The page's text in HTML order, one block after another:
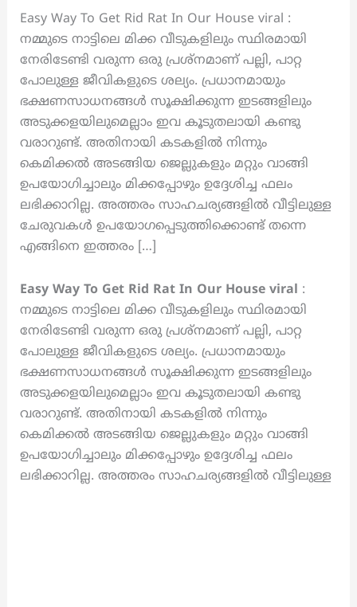
Easy Way To Get Rid Rat In Our House viral :
നമ്മുടെ നാട്ടിലെ മിക്ക വീടുകളിലും സ്ഥിരമായി
നേരിടേണ്ടി വരുന്ന ഒരു പ്രശ്നമാണ് പല്ലി, പാറ്റ
പോലുള്ള ജീവികളുടെ ശല്യം. പ്രധാനമായും
ഭക്ഷണസാധനങ്ങൾ സൂക്ഷിക്കുന്ന ഇടങ്ങളിലും
അടുക്കളയിലുമെല്ലാം ഇവ കൂടുതലായി കണ്ടു
വരാറുണ്ട്. അതിനായി കടകളിൽ നിന്നും
കെമിക്കൽ അടങ്ങിയ ജെല്ലുകളും മറ്റും വാങ്ങി
ഉപയോഗിച്ചാലും മിക്കപ്പോഴും ഉദ്ദേശിച്ച ഫലം
ലഭിക്കാറില്ല. അത്തരം സാഹചര്യങ്ങളിൽ വീട്ടിലുള്ള
ചേരുവകൾ ഉപയോഗപ്പെടുത്തിക്കൊണ്ട് തന്നെ
എങ്ങിനെ ഇത്തരം […]
Easy Way To Get Rid Rat In Our House viral :
നമ്മുടെ നാട്ടിലെ മിക്ക വീടുകളിലും സ്ഥിരമായി
നേരിടേണ്ടി വരുന്ന ഒരു പ്രശ്നമാണ് പല്ലി, പാറ്റ
പോലുള്ള ജീവികളുടെ ശല്യം. പ്രധാനമായും
ഭക്ഷണസാധനങ്ങൾ സൂക്ഷിക്കുന്ന ഇടങ്ങളിലും
അടുക്കളയിലുമെല്ലാം ഇവ കൂടുതലായി കണ്ടു
വരാറുണ്ട്. അതിനായി കടകളിൽ നിന്നും
കെമിക്കൽ അടങ്ങിയ ജെല്ലുകളും മറ്റും വാങ്ങി
ഉപയോഗിച്ചാലും മിക്കപ്പോഴും ഉദ്ദേശിച്ച ഫലം
ലഭിക്കാറില്ല. അത്തരം സാഹചര്യങ്ങളിൽ വീട്ടിലുള്ള